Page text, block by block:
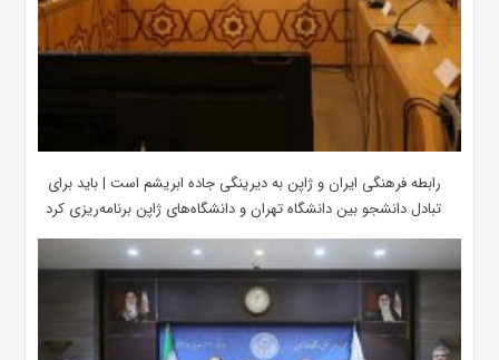
رابطه فرهنگی ایران و ژاپن به دیرینگی جاده ابریشم است | باید برای
تبادل دانشجو بین دانشگاه تهران و دانشگاه‌های ژاپن برنامه‌ریزی کرد